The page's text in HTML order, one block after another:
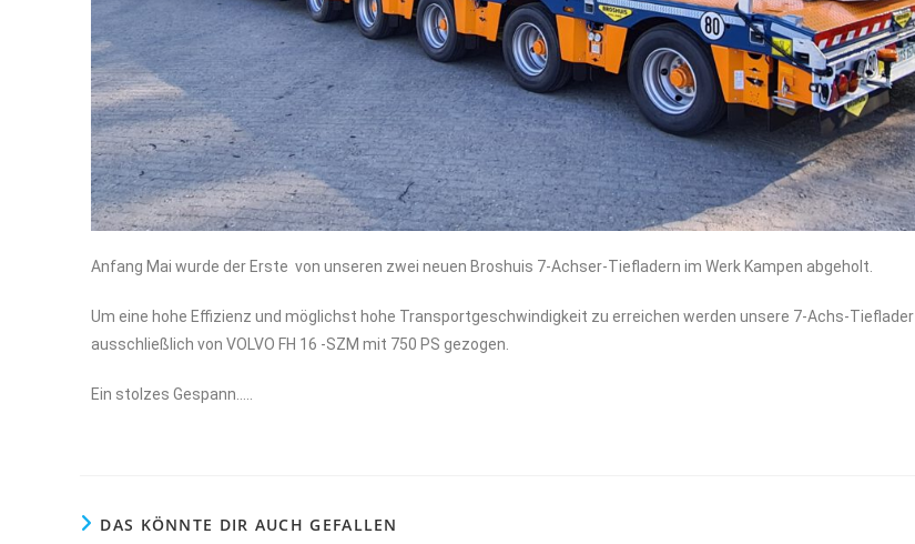
Anfang Mai wurde der Erste von unseren zwei neuen Broshuis 7-Achser-Tiefladern im Werk Kampen abgeholt.
Um eine hohe Effizienz und möglichst hohe Transportgeschwindigkeit zu erreichen werden unsere 7-Achs-Tieflader
ausschließlich von VOLVO FH 16 -SZM mit 750 PS gezogen.
Ein stolzes Gespann…..
DAS KÖNNTE DIR AUCH GEFALLEN